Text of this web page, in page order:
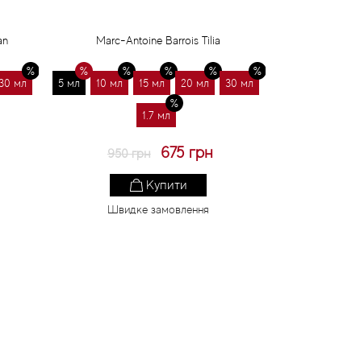
30 мл
Marc-Antoine Barrois Tilia
5 мл 10 мл 15 мл 20 мл 30 мл
1.7 мл
950 грн 675 грн
Купити
Швидке замовлення